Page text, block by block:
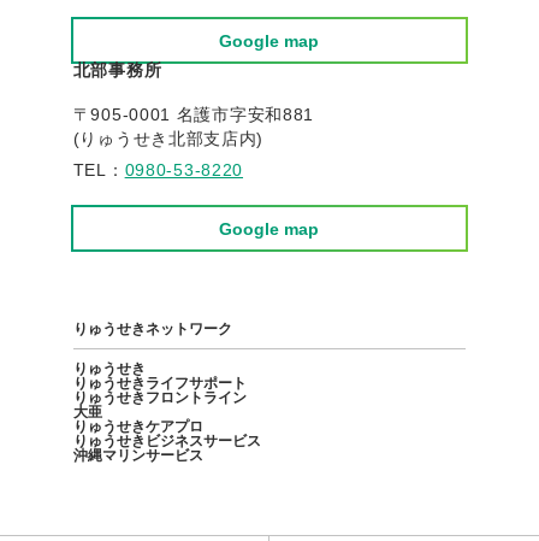
Google map
北部事務所
〒905-0001 名護市字安和881
(りゅうせき北部支店内)
TEL： 0980-53-8220
Google map
りゅうせきネットワーク
りゅうせき
りゅうせきライフサポート
りゅうせきフロントライン
大亜
りゅうせきケアプロ
りゅうせきビジネスサービス
沖縄マリンサービス